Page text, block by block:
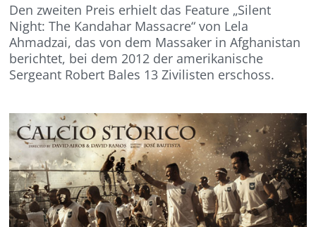
Den zweiten Preis erhielt das Feature „Silent
Night: The Kandahar Massacre“ von Lela
Ahmadzai, das von dem Massaker in Afghanistan
berichtet, bei dem 2012 der amerikanische
Sergeant Robert Bales 13 Zivilisten erschoss.